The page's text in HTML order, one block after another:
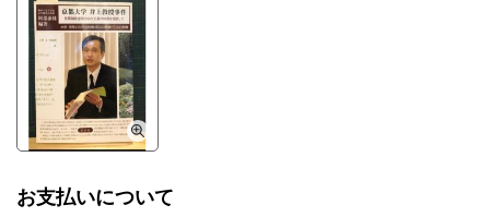
お支払いについて